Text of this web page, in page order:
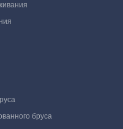
бруса